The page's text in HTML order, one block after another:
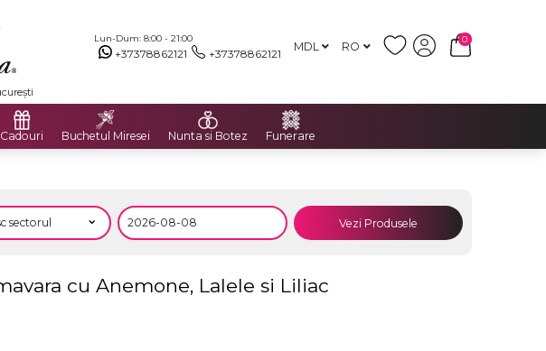
Lun-Dum: 8:00 - 21:00
+37378862121 +37378862121 MDL RO
0
Cadouri Buchetul Miresei Nunta si Botez Funerare
Vezi Produsele
cu Anemone, Lalele si Liliac